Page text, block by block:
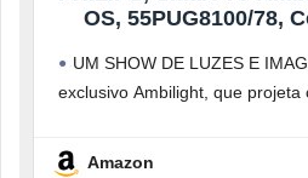
OS, 55PUG8100/78,
UM SHOW DE LUZES E
exclusivo Ambilight, que
Amazon